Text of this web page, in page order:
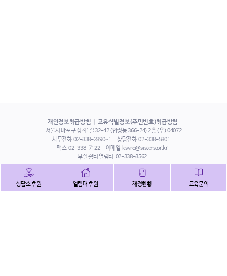
개인정보취급방침 고유식별정보(주민번호)취급방침
서울시 마포구 성지1길 32-42 (합정동 366-24) 2층 (우) 04072
사무전화 02-338-2890~1 상담전화 02-338-5801
팩스 02-338-7122 이메일 ksvrc@sisters.or.kr
부설 쉼터 열림터 02-338-3562
상담소 후원 열림터 후원 재정현황 교육문의